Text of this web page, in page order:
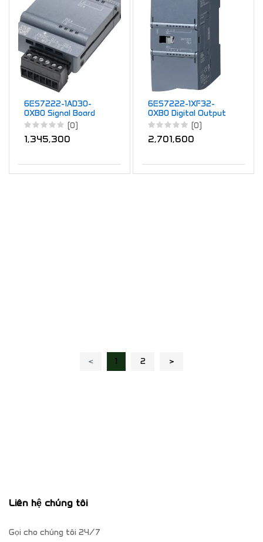
6ES7222-1AD30-
0XB0 Signal Board
SB1222 4 DQ 5VDC
(0)
1,345,300
6ES7222-1XF32-
0XB0 Digital Output
SM 1222 8 DO
Changeover
(0)
2,701,600
‹ 1 2 ›
Liên hệ chúng tôi
Gọi cho chúng tôi 24/7